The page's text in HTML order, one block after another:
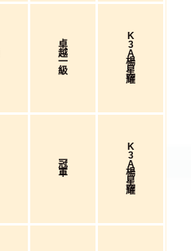
卓
越
一
級
K
3
A
楊
星
耀
冠
軍
K
3
A
楊
星
耀